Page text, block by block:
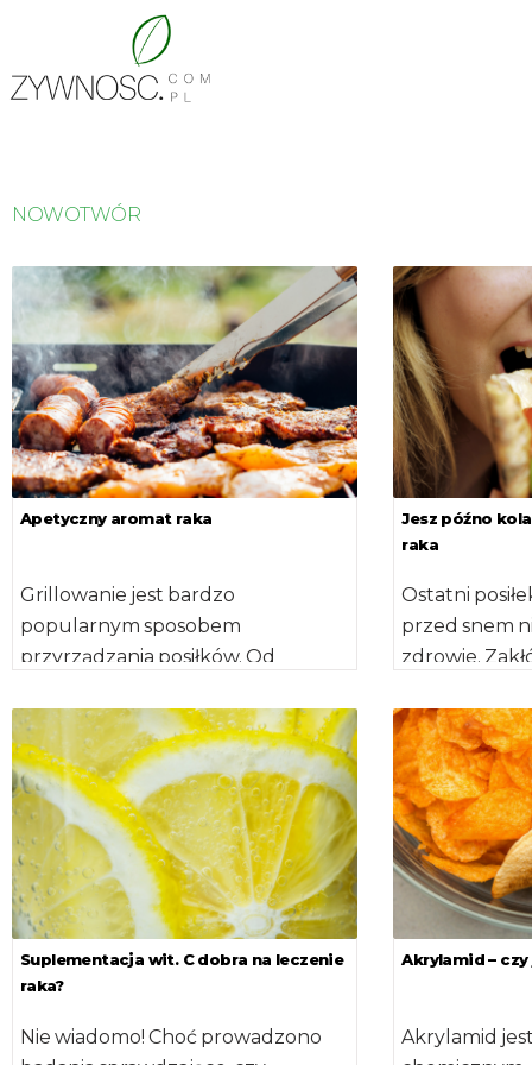
NOWOTWÓR
Apetyczny aromat raka
Grillowanie jest bardzo
popularnym sposobem
przyrządzania posiłków. Od
Polacy poświęcają na tę czynność
około 100 […]
Jesz późno
raka
Ostatni
przed snem
zdrowie.
Suplementacja wit. C dobra na leczenie
raka?
Nie wiadomo! Choć prowadzono
Akrylamid –
Akrylamid